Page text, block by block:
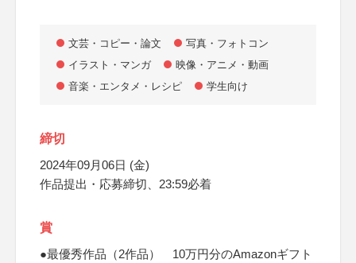
文芸・コピー・論文
写真・フォトコン
イラスト・マンガ
映像・アニメ・動画
音楽・エンタメ・レシピ
学生向け
締切
2024年09月06日 (金)
作品提出・応募締切、23:59必着
賞
●最優秀作品（2作品） 10万円分のAmazonギフト